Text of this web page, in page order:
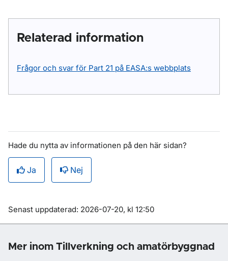
Relaterad information
Frågor och svar för Part 21 på EASA:s webbplats
Hade du nytta av informationen på den här sidan?
Ja Nej
Om sidan
Senast uppdaterad: 2026-07-20, kl 12:50
Mer inom Tillverkning och amatörbyggnad